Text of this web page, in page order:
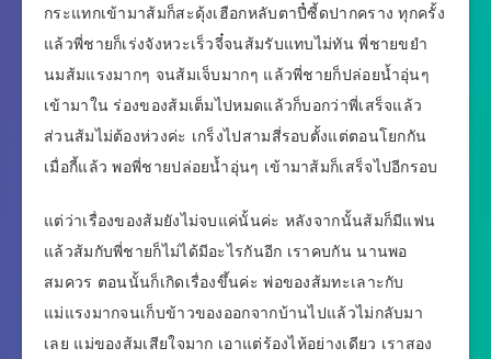
กระแทกเข้ามาส้มก็สะดุ้งเฮือกหลับตาปี๋ซี้ดปากคราง ทุกครั้ง
แล้วพี่ชายก็เร่งจังหวะเร็วจี๋จนส้มรับแทบไม่ทัน พี่ชายขยำ
นมส้มแรงมากๆ จนส้มเจ็บมากๆ แล้วพี่ชายก็ปล่อยน้ำอุ่นๆ
เข้ามาใน ร่องของส้มเต็มไปหมดแล้วก็บอกว่าพี่เสร็จแล้ว
ส่วนส้มไม่ต้องห่วงค่ะ เกร็งไปสามสี่รอบตั้งแต่ตอนโยกกัน
เมื่อกี้แล้ว พอพี่ชายปล่อยน้ำอุ่นๆ เข้ามาส้มก็เสร็จไปอีกรอบ
แต่ว่าเรื่องของส้มยังไม่จบแค่นั้นค่ะ หลังจากนั้นส้มก็มีแฟน
แล้วส้มกับพี่ชายก็ไม่ได้มีอะไรกันอีก เราคบกัน นานพอ
สมควร ตอนนั้นก็เกิดเรื่องขึ้นค่ะ พ่อของส้มทะเลาะกับ
แม่แรงมากจนเก็บข้าวของออกจากบ้านไปแล้วไม่กลับมา
เลย แม่ของส้มเสียใจมาก เอาแต่ร้องไห้อย่างเดียว เราสอง